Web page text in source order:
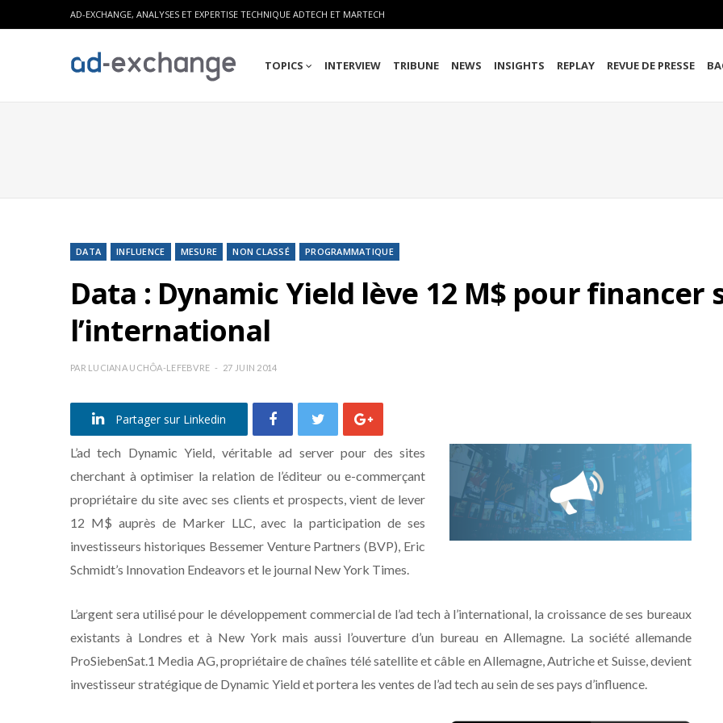
AD-EXCHANGE, ANALYSES ET EXPERTISE TECHNIQUE ADTECH ET MARTECH
TOPICS INTERVIEW TRIBUNE NEWS INSIGHTS REPLAY REVUE DE PRESSE
DATA INFLUENCE MESURE NON CLASSÉ PROGRAMMATIQUE
Data : Dynamic Yield lève 12 M$ pour
l’international
PAR LUCIANA UCHÔA-LEFEBVRE 27 JUIN 2014
Partager sur Linkedin
L’ad tech Dynamic Yield, véritable ad server pour des sites
cherchant à optimiser la relation de l’éditeur ou e-commerçant
propriétaire du site avec ses clients et prospects, vient de lever
12 M$ auprès de Marker LLC, avec la participation de ses
investisseurs historiques Bessemer Venture Partners (BVP), Eric
Schmidt’s Innovation Endeavors et le journal New York Times.
L’argent sera utilisé pour le développement commercial de l’ad tech à l’international, la croissance de ses bureaux
existants à Londres et à New York mais aussi l’ouverture d’un bureau en Allemagne. La société allemande
ProSiebenSat.1 Media AG, propriétaire de chaînes télé satellite et câble en Allemagne, Autriche et Suisse, devient
investisseur stratégique de Dynamic Yield et portera les ventes de l’ad tech au sein de ses pays d’influence.